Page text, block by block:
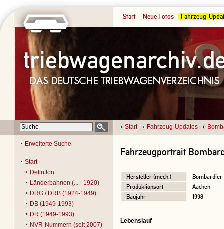
Start Neue Fotos Fahrzeug-
Start Fahrzeug-Updates
Erweiterte Suche
Start
Definiton
Länderbahnen (... - 1920)
DRG / DRB (1924-1949)
DB (1949-1993)
DR (1949-1993)
NVR-Nummern (seit 2007)
Fahrzeugportrait
Hersteller (mech.)
Bombardier
Produktionsort
Aachen
Baujahr
1998
Lebenslauf